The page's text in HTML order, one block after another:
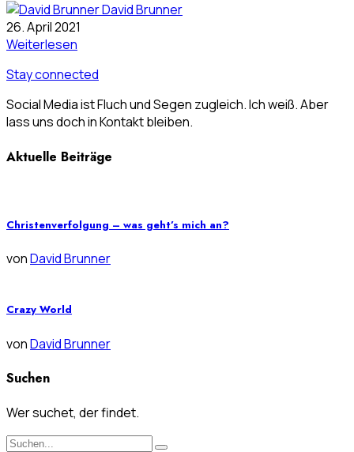
David Brunner
26. April 2021
Weiterlesen
Stay connected
Social Media ist Fluch und Segen zugleich. Ich weiß. Aber
lass uns doch in Kontakt bleiben.
Aktuelle Beiträge
Christenverfolgung – was geht’s mich an?
vonDavid Brunner
Crazy World
vonDavid Brunner
Suchen
Wer suchet, der findet.